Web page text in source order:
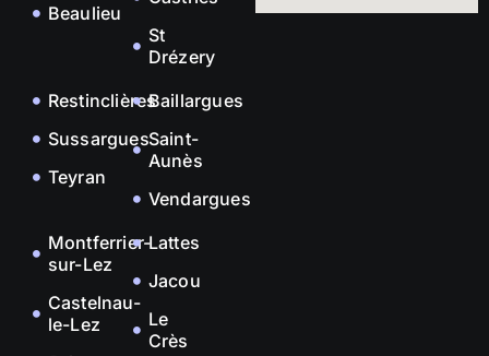
Beaulieu
St
Drézery
Restinclières
Sussargues
Teyran
Baillargues
Saint-
Aunès
Vendargues
Montferrier-
sur-Lez
Castelnau-
le-Lez
Lattes
Jacou
Le
Crès